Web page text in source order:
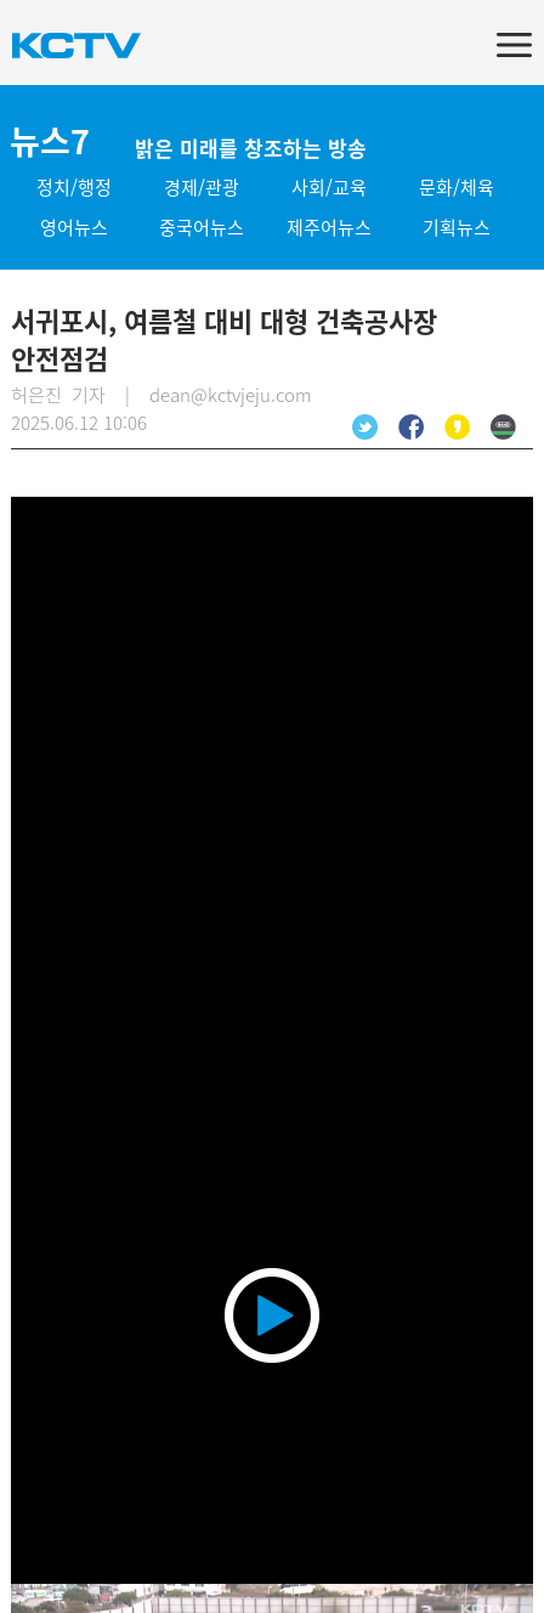
뉴스7 밝은 미래를 창조하는 방송
정치/행정 경제/관광 사회/교육
문화/체육
영어뉴스
중국어뉴스 제주어뉴스 기획뉴스
서귀포시, 여름철 대비 대형 건축공사장
안전점검
허은진 기자 | dean@kctvjeju.com
2025.06.12 10:06
Play